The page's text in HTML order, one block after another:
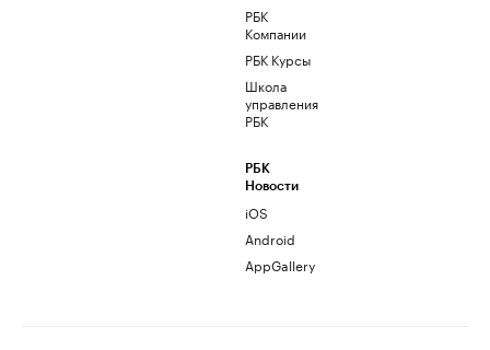
РБК
Компании
РБК Курсы
Школа
управления
РБК
РБК
Новости
iOS
Android
AppGallery